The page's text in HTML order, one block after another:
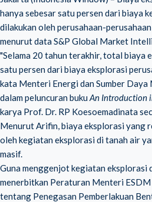
hanya sebesar satu persen dari biaya
dilakukan oleh perusahaan-
menurut data S&P Global Market
"Selama 20 tahun terakhir, total biaya
satu persen dari biaya eksplorasi
kata Menteri Energi dan Sumber
dalam peluncuran bukuAn Introduction
karya Prof. Dr. RP Koesoemadinata
Menurut Arifin, biaya eksplorasi yang
oleh kegiatan eksplorasi di tanah air
masif.
Guna menggenjot kegiatan eksplorasi
menerbitkan Peraturan Menteri
tentang Penegasan Pemberlakuan